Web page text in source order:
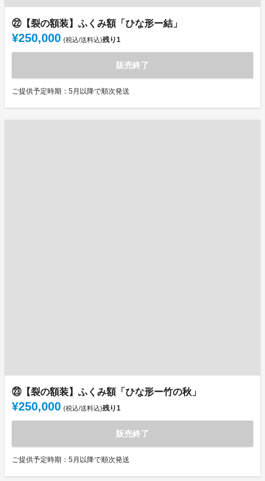
㉒【裂の額装】ふくみ額「ひな形ー結」
¥250,000 (税込/送料込)残り1
販売終了
ご提供予定時期：5月以降で順次発送
㉓【裂の額装】ふくみ額「ひな形ー竹の秋」
¥250,000 (税込/送料込)残り1
販売終了
ご提供予定時期：5月以降で順次発送